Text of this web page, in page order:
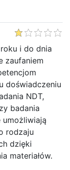
i do dnia
zaufaniem
doświadczeniu
NDT,
badania
umożliwiają
rodzaju
dzięki
materiałów.